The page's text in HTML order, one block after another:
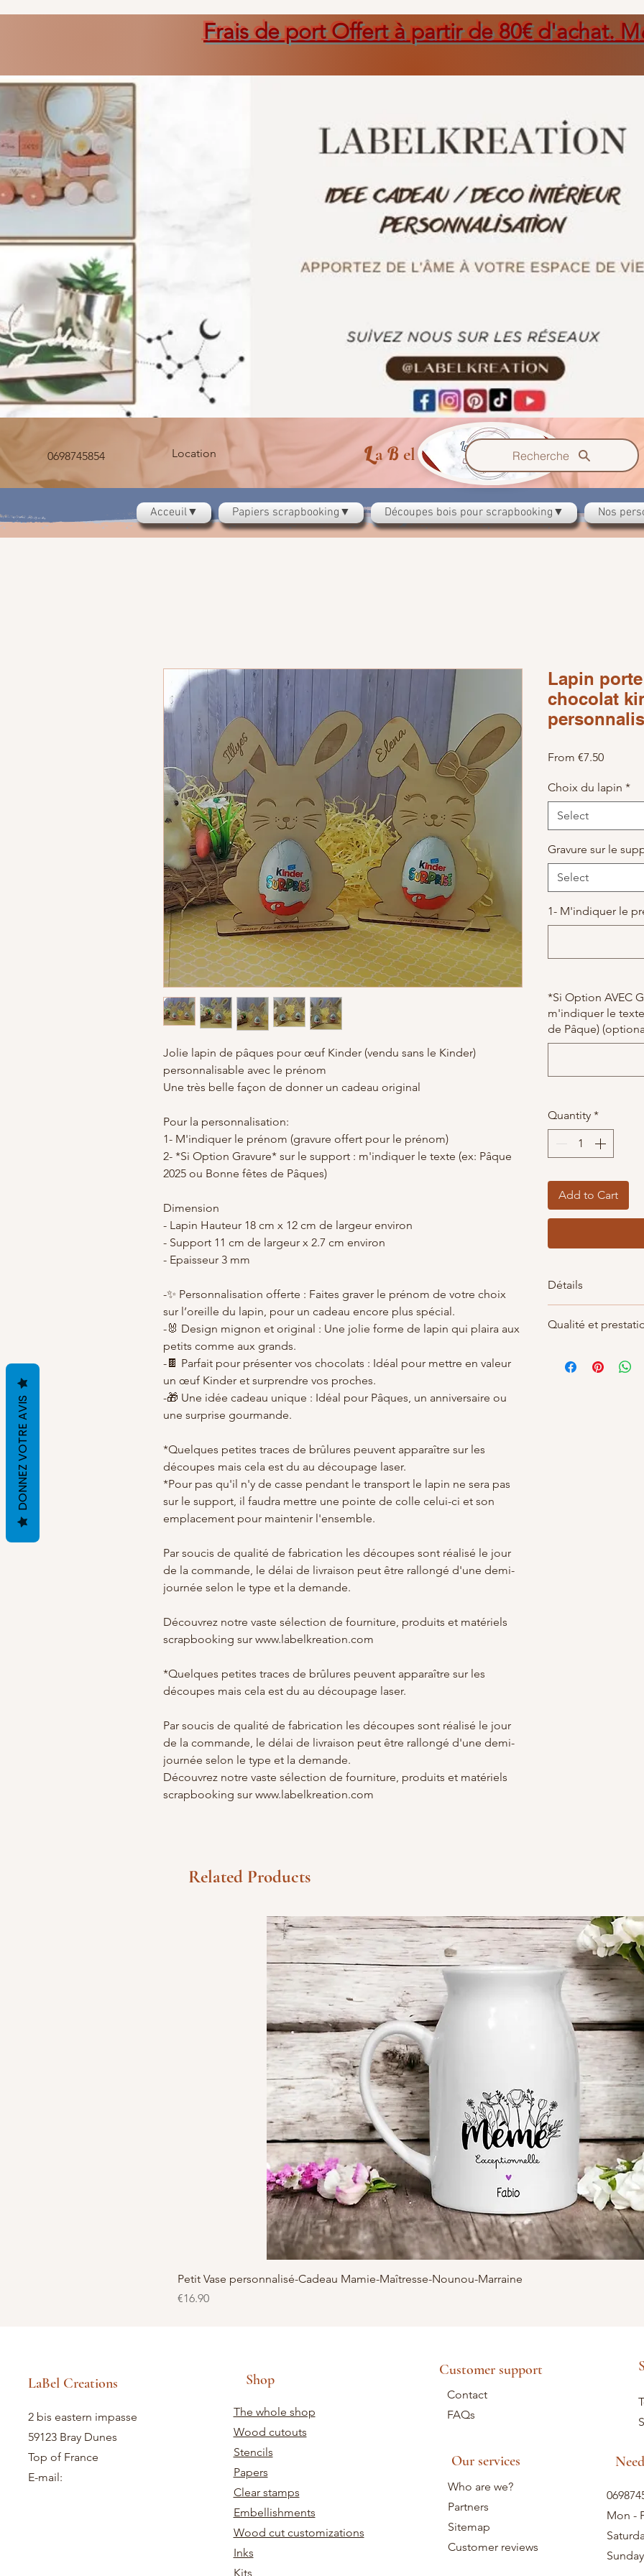
Frais de port Offert à partir de 80€ d'achat. M
Acceuil▼ Papiers scrapbooking▼ Découpes bois pour scrapbooking▼ Nos
0698745854 Location La B elKreation Recherche
Jolie lapin de pâques pour œuf Kinder (vendu sans le Kinder)
personnalisable avec le prénom
Une très belle façon de donner un cadeau original
Pour la personnalisation:
1- M'indiquer le prénom (gravure offert pour le prénom)
2- *Si Option Gravure* sur le support : m'indiquer le texte (ex: Pâque
2025 ou Bonne fêtes de Pâques)
Dimension
- Lapin Hauteur 18 cm x 12 cm de largeur environ
- Support 11 cm de largeur x 2.7 cm environ
- Epaisseur 3 mm
-✨ Personnalisation offerte : Faites graver le prénom de votre choix
sur l’oreille du lapin, pour un cadeau encore plus spécial.
-🐰 Design mignon et original : Une jolie forme de lapin qui plaira aux
petits comme aux grands.
-🍫 Parfait pour présenter vos chocolats : Idéal pour mettre en valeur
un œuf Kinder et surprendre vos proches.
-🎁 Une idée cadeau unique : Idéal pour Pâques, un anniversaire ou
une surprise gourmande.
*Quelques petites traces de brûlures peuvent apparaître sur les
découpes mais cela est du au découpage laser.
*Pour pas qu'il n'y de casse pendant le transport le lapin ne sera pas
sur le support, il faudra mettre une pointe de colle celui-ci et son
emplacement pour maintenir l'ensemble.
Par soucis de qualité de fabrication les découpes sont réalisé le jour
de la commande, le délai de livraison peut être rallongé d'une demi-
journée selon le type et la demande.
Découvrez notre vaste sélection de fourniture, produits et matériels
scrapbooking sur www.labelkreation.com
*Quelques petites traces de brûlures peuvent apparaître sur les
découpes mais cela est du au découpage laser.
Par soucis de qualité de fabrication les découpes sont réalisé le jour
de la commande, le délai de livraison peut être rallongé d'une demi-
journée selon le type et la demande.
Découvrez notre vaste sélection de fourniture, produits et matériels
scrapbooking sur www.labelkreation.com
Lapin
chocolat
From €7.50Sale
Choix du lapin *
Select
Gravure sur le
Select
1- M'indiquer le
*Si Option AVEC
m'indiquer le
de Pâque)
Quantity *
Add to Cart
Détails
-Lapin: Hauteur 18
Qualité et
réalisé le jour de la
Related Products
Petit Vase personnalisé-Cadeau Mamie-Maîtresse-Nounou-Marraine
Price
€16.90
LaBel Creations
2 bis eastern impasse
59123 Bray Dunes
Top of France
E-mail:
Shop
The whole shop
Wood cutouts
Stencils
Papers
Clear stamps
Embellishments
Wood cut customizations
Inks
Kits
Mon -
Who are we?
Partners
Sitemap
Customer reviews
Our services
Contact
FAQs
Customer support
DONNEZ VOTRE AVIS